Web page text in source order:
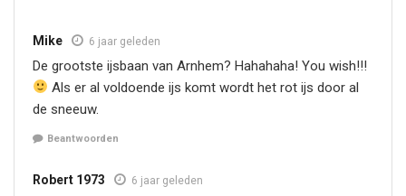
Mike 6 jaar geleden
De grootste ijsbaan van Arnhem? Hahahaha! You wish!!!
Als er al voldoende ijs komt wordt het rot ijs door al
de sneeuw.
Beantwoorden
Robert 1973 6 jaar geleden